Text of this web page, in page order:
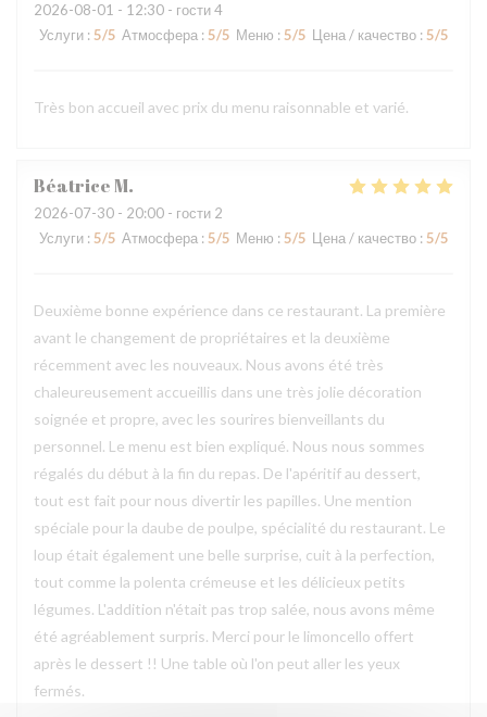
2026-08-01 - 12:30 - гости 4
Услуги : 5/5 Атмосфера : 5/5 Меню : 5/5 Цена / качество : 5/5
Très bon accueil avec prix du menu raisonnable et varié.
BéatriceM
2026-07-30 - 20:00 - гости 2
Услуги : 5/5 Атмосфера : 5/5 Меню : 5/5 Цена / качество : 5/5
Deuxième bonne expérience dans ce restaurant. La première
avant le changement de propriétaires et la deuxième
récemment avec les nouveaux. Nous avons été très
chaleureusement accueillis dans une très jolie décoration
soignée et propre, avec les sourires bienveillants du
personnel. Le menu est bien expliqué. Nous nous sommes
régalés du début à la fin du repas. De l'apéritif au dessert,
tout est fait pour nous divertir les papilles. Une mention
spéciale pour la daube de poulpe, spécialité du restaurant. Le
loup était également une belle surprise, cuit à la perfection,
tout comme la polenta crémeuse et les délicieux petits
légumes. L'addition n'était pas trop salée, nous avons même
été agréablement surpris. Merci pour le limoncello offert
après le dessert !! Une table où l'on peut aller les yeux
fermés.